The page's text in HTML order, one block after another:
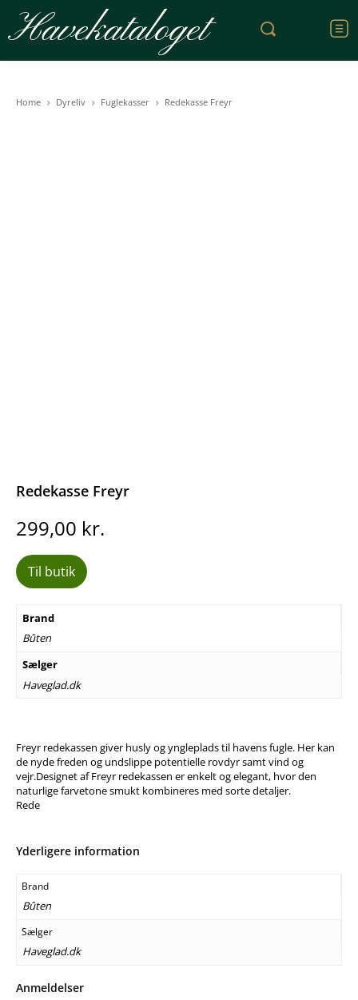
Havekataloget
Home Dyreliv Fuglekasser Redekasse Freyr
Redekasse Freyr
299,00 kr.
Til butik
Brand
Bûten
Sælger
Haveglad.dk
Freyr redekassen giver husly og yngleplads til havens fugle. Her kan
de nyde freden og undslippe potentielle rovdyr samt vind og
vejr.Designet af Freyr redekassen er enkelt og elegant, hvor den
naturlige farvetone smukt kombineres med sorte detaljer.
Rede
Yderligere information
Brand
Bûten
Sælger
Haveglad.dk
Anmeldelser